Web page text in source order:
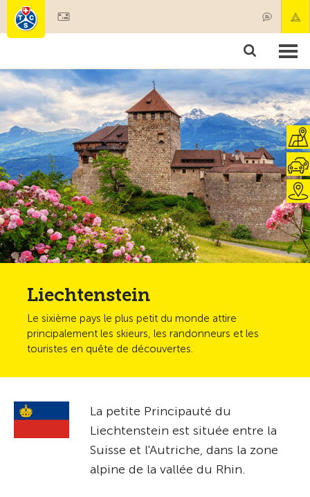
Membres & prestations
Tests, sécurité & santé
Liechtenstein
Le sixième pays le plus petit du monde attire
principalement les skieurs, les randonneurs et les
touristes en quête de découvertes.
La petite Principauté du
Liechtenstein est située entre la
Suisse et l'Autriche, dans la zone
alpine de la vallée du Rhin.